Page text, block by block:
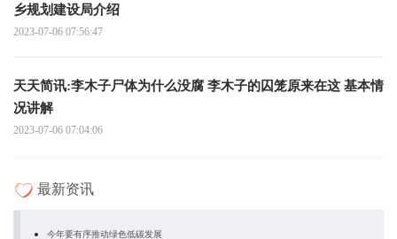
乡规划建设局介绍
2023-07-06 07:56:47
天天简讯:李木子尸体为什么没腐 李木子的囚笼原来在这 基本情
况讲解
2023-07-06 07:04:06
最新资讯
今年要有序推动绿色低碳发展